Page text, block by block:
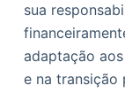
sua
adaptação
e na transição